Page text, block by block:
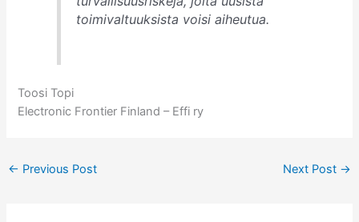
toimivaltuuksista voisi aiheutua.
Toosi Topi
Electronic Frontier Finland – Effi ry
← Previous Post Next Post →